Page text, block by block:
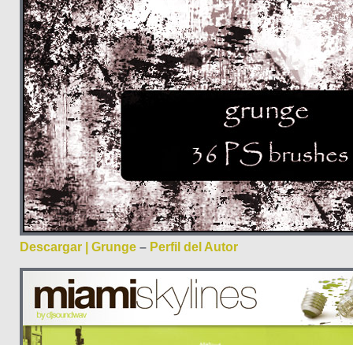
Descargar | Grunge – Perfil del Autor